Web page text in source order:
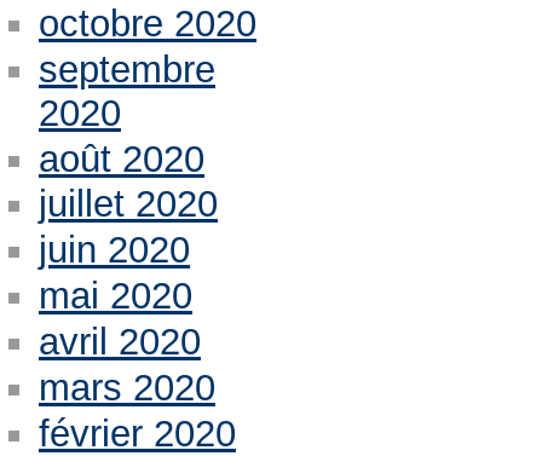
octobre 2020
septembre
2020
août 2020
juillet 2020
juin 2020
mai 2020
avril 2020
mars 2020
février 2020